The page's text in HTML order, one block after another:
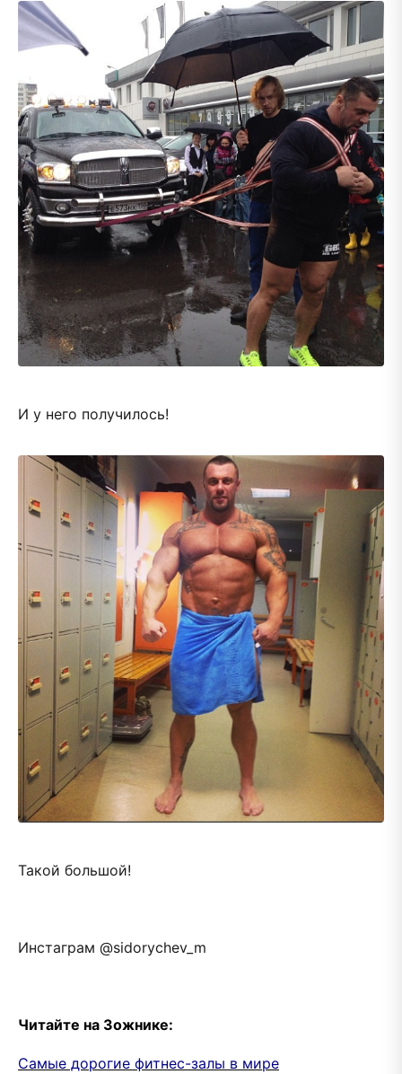
И у него получилось!
Такой большой!
Инстаграм @sidorychev_m
Читайте на Зожнике:
Самые дорогие фитнес-залы в мире